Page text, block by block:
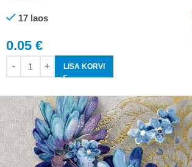
17 laos
0.05 €
LISA KORVI